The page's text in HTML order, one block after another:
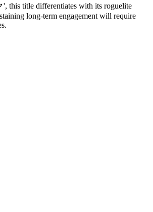
this title differentiates with its roguelite
long-term engagement will require